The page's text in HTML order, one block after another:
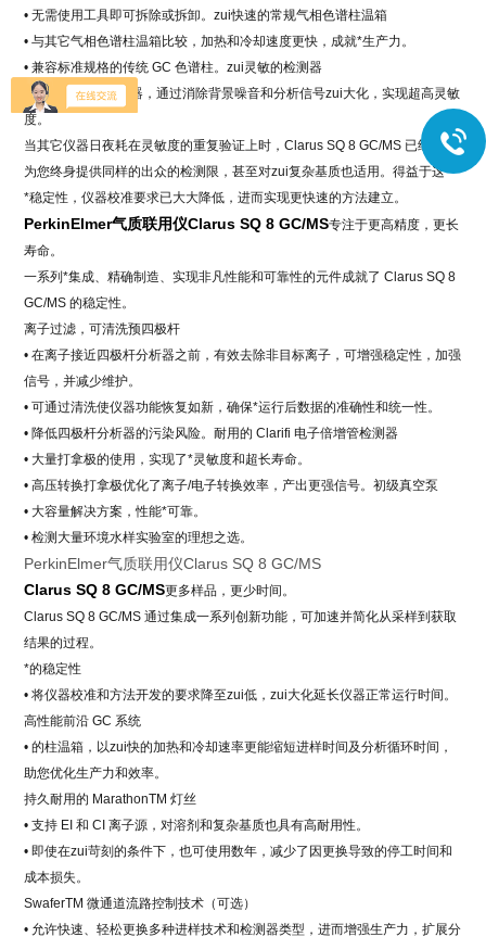
• 无需使用工具即可拆除或拆卸。zui快速的常规气相色谱柱温箱
• 与其它气相色谱柱温箱比较，加热和冷却速度更快，成就*生产力。
• 兼容标准规格的传统 GC 色谱柱。zui灵敏的检测器
• *的 Clarifi™ 检测器，通过消除背景噪音和分析信号zui大化，实现超高灵敏
度。
当其它仪器日夜耗在灵敏度的重复验证上时，Clarus SQ 8 GC/MS 已经能够
为您终身提供同样的出众的检测限，甚至对zui复杂基质也适用。得益于这一
*稳定性，仪器校准要求已大大降低，进而实现更快速的方法建立。
PerkinElmer气质联用仪Clarus SQ 8 GC/MS专注于更高精度，更长
寿命。
一系列*集成、精确制造、实现非凡性能和可靠性的元件成就了 Clarus SQ 8
GC/MS 的稳定性。
离子过滤，可清洗预四极杆
• 在离子接近四极杆分析器之前，有效去除非目标离子，可增强稳定性，加强
信号，并减少维护。
• 可通过清洗使仪器功能恢复如新，确保*运行后数据的准确性和统一性。
• 降低四极杆分析器的污染风险。耐用的 Clarifi 电子倍增管检测器
• 大量打拿极的使用，实现了*灵敏度和超长寿命。
• 高压转换打拿极优化了离子/电子转换效率，产出更强信号。初级真空泵
• 大容量解决方案，性能*可靠。
• 检测大量环境水样实验室的理想之选。
PerkinElmer气质联用仪Clarus SQ 8 GC/MS
Clarus SQ 8 GC/MS更多样品，更少时间。
Clarus SQ 8 GC/MS 通过集成一系列创新功能，可加速并简化从采样到获取
结果的过程。
*的稳定性
• 将仪器校准和方法开发的要求降至zui低，zui大化延长仪器正常运行时间。
高性能前沿 GC 系统
• 的柱温箱，以zui快的加热和冷却速率更能缩短进样时间及分析循环时间，
助您优化生产力和效率。
持久耐用的 MarathonTM 灯丝
• 支持 EI 和 CI 离子源，对溶剂和复杂基质也具有高耐用性。
• 即使在zui苛刻的条件下，也可使用数年，减少了因更换导致的停工时间和
成本损失。
SwaferTM 微通道流路控制技术（可选）
• 允许快速、轻松更换多种进样技术和检测器类型，进而增强生产力，扩展分